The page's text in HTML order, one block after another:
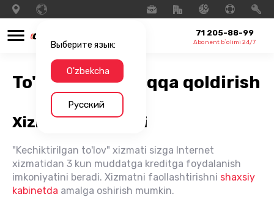
Выберите язык:
O'zbekcha
Русский
71 205-88-99
Abonent b`olimi 24/7
To'lovni keyinroqqa qoldirish
Xizmatning tavsifi
"Kechiktirilgan to'lov" xizmati sizga Internet
xizmatidan 3 kun muddatga kreditga foydalanish
imkoniyatini beradi. Xizmatni faollashtirishni shaxsiy
kabinetda amalga oshirish mumkin.